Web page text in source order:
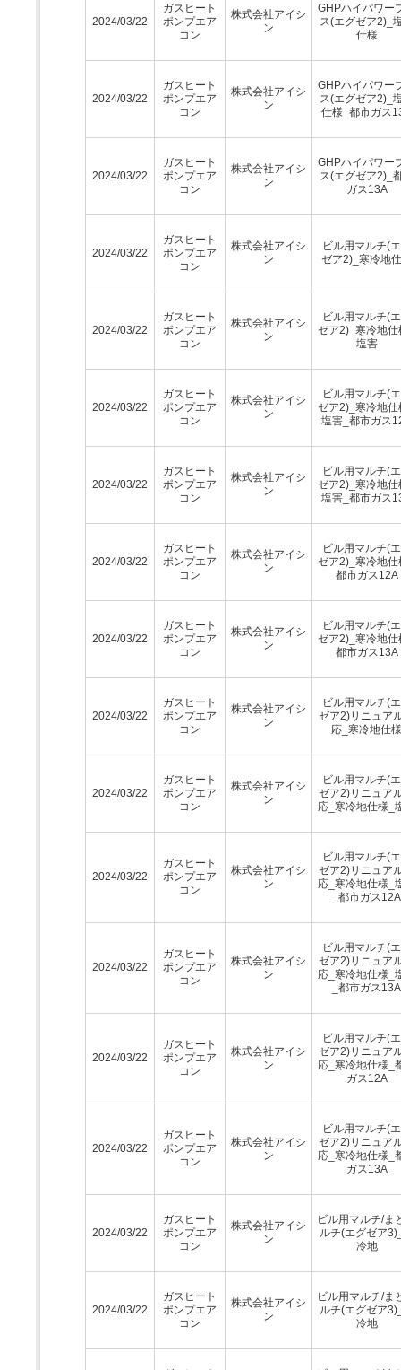
2024/03/22
ガスヒート
ポンプエア
コン
株式会社アイシ
ン
GHPハイパワー
ス(エグゼア2)_
仕様
2024/03/22
ガスヒート
ポンプエア
コン
株式会社アイシ
ン
GHPハイパワー
ス(エグゼア2)_
仕様_都市ガス
2024/03/22
ガスヒート
ポンプエア
コン
株式会社アイシ
ン
GHPハイパワー
ス(エグゼア2)_
ガス13A
2024/03/22
ガスヒート
ポンプエア
コン
株式会社アイシ
ン
ビル用マルチ(
ゼア2)_寒冷地
2024/03/22
ガスヒート
ポンプエア
コン
株式会社アイシ
ン
ビル用マルチ(
ゼア2)_寒冷地仕
塩害
2024/03/22
ガスヒート
ポンプエア
コン
株式会社アイシ
ン
ビル用マルチ(
ゼア2)_寒冷地仕
塩害_都市ガス
2024/03/22
ガスヒート
ポンプエア
コン
株式会社アイシ
ン
ビル用マルチ(
ゼア2)_寒冷地仕
塩害_都市ガス
2024/03/22
ガスヒート
ポンプエア
コン
株式会社アイシ
ン
ビル用マルチ(
ゼア2)_寒冷地仕
都市ガス12A
2024/03/22
ガスヒート
ポンプエア
コン
株式会社アイシ
ン
ビル用マルチ(
ゼア2)_寒冷地仕
都市ガス13A
2024/03/22
ガスヒート
ポンプエア
コン
株式会社アイシ
ン
ビル用マルチ(
ゼア2)リニュア
応_寒冷地仕様
2024/03/22
ガスヒート
ポンプエア
コン
株式会社アイシ
ン
ビル用マルチ(
ゼア2)リニュア
応_寒冷地仕様_
2024/03/22
ガスヒート
ポンプエア
コン
株式会社アイシ
ン
ビル用マルチ(
ゼア2)リニュア
応_寒冷地仕様_
_都市ガス12A
2024/03/22
ガスヒート
ポンプエア
コン
株式会社アイシ
ン
ビル用マルチ(
ゼア2)リニュア
応_寒冷地仕様_
_都市ガス13A
2024/03/22
ガスヒート
ポンプエア
コン
株式会社アイシ
ン
ビル用マルチ(
ゼア2)リニュア
応_寒冷地仕様_
ガス12A
2024/03/22
ガスヒート
ポンプエア
コン
株式会社アイシ
ン
ビル用マルチ(
ゼア2)リニュア
応_寒冷地仕様_
ガス13A
2024/03/22
ガスヒート
ポンプエア
コン
株式会社アイシ
ン
ビル用マルチ/ま
ルチ(エグゼア
冷地
2024/03/22
ガスヒート
ポンプエア
コン
株式会社アイシ
ン
ビル用マルチ/ま
ルチ(エグゼア
冷地